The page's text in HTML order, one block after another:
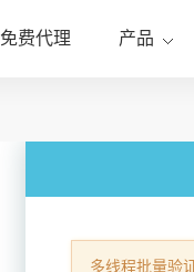
免费代理 产品
多线程批量验